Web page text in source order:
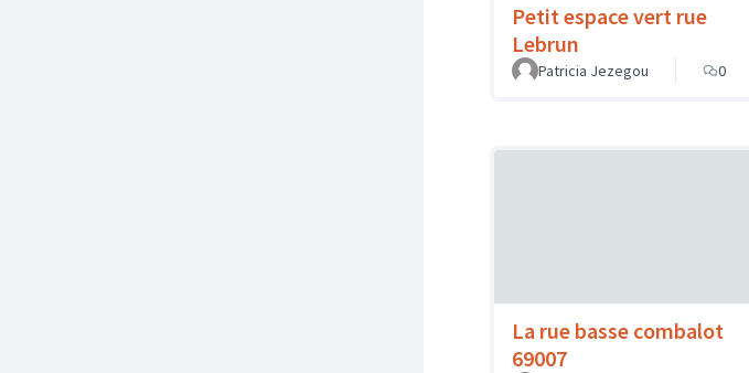
Petit espace vert rue
Lebrun
Patricia Jezegou
0
La rue basse combalot
69007